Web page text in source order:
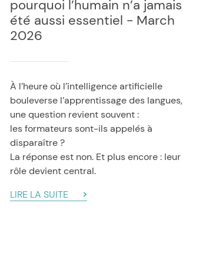
pourquoi l’humain n’a jamais
été aussi essentiel - March
2026
À l’heure où l’intelligence artificielle
bouleverse l’apprentissage des langues,
une question revient souvent :
les formateurs sont-ils appelés à
disparaître ?
La réponse est non. Et plus encore : leur
rôle devient central.
LIRE LA SUITE